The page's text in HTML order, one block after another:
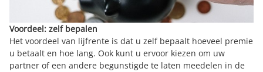
Voordeel: zelf bepalen
Het voordeel van lijfrente is dat u zelf bepaalt hoeveel premie
u betaalt en hoe lang. Ook kunt u ervoor kiezen om uw
partner of een andere begunstigde te laten meedelen in de